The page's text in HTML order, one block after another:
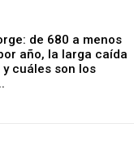
de 680 a menos
año, la larga caída
cuáles son los